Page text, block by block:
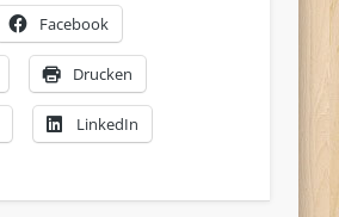
Facebook
Drucken
LinkedIn